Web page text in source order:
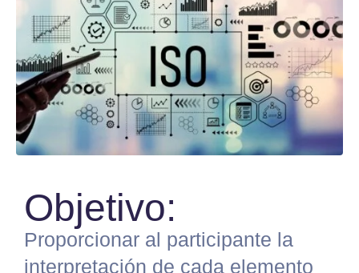
Objetivo:
Proporcionar al participante la
interpretación de cada elemento